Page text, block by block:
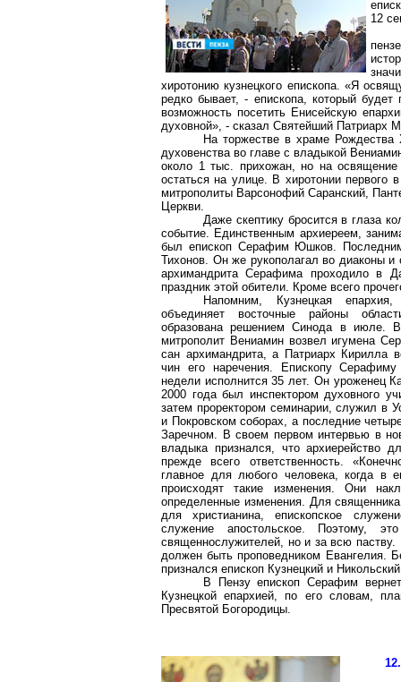
12
хиротонию кузнецкого епископа. «Я
редко бывает, - епископа, который
возможность посетить Енисейскую
духовной», - сказал Святейший Патриарх
На торжестве в храме Рождества
духовенства во главе с владыкой
около 1 тыс. прихожан, но на
остаться на улице. В хиротонии первого
митрополиты Варсонофий Саранский,
Церкви.
Даже скептику бросится в глаза
событие. Единственным архиереем,
был епископ Серафим Юшков.
Тихонов. Он же рукополагал во диаконы и
архимандрита Серафима проходило в
праздник этой обители. Кроме всего
Напомним, Кузнецкая епархия,
объединяет восточные районы
образована решением Синода в июле. В
митрополит Вениамин возвел игумена
сан архимандрита, а Патриарх Кирилла
чин его наречения. Епископу
недели исполнится 35 лет. Он уроженец
2000 года был инспектором духовного
затем проректором семинарии, служил в
и Покровском соборах, а последние
Заречном. В своем первом интервью в
владыка признался, что архиерейство
прежде всего ответственность.
главное для любого человека, когда в
происходят такие изменения. Они
определенные изменения. Для
для христианина, епископское
служение апостольское. Поэтому,
священнослужителей, но и за всю паству.
должен быть проповедником Евангелия.
признался епископ Кузнецкий и
В Пензу епископ Серафим
Кузнецкой епархией, по его словам,
Пресвятой Богородицы.